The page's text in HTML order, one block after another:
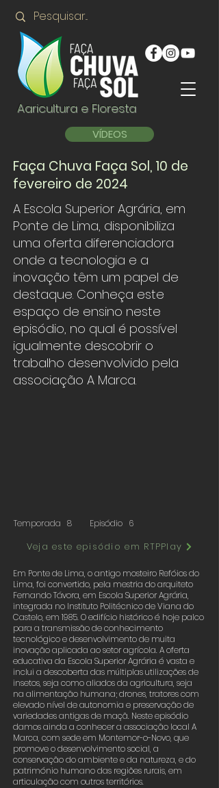
Agricultura e Floresta
VÍDEOS
Faça Chuva Faça Sol, 10 de
fevereiro de 2024
A Escola Superior Agrária, em
Ponte de Lima, disponibiliza
uma oferta diferenciadora
onde a tecnologia e a
inovação têm um papel de
destaque. Conheça este
espaço de ensino neste
episódio, no qual é possível
igualmente descobrir o
trabalho desenvolvido pela
associação A Marca.
Temporada 8 Episódio 6
Veja este episódio em RTPPlay
Em Ponte de Lima, o antigo mosteiro Refóios do
Lima, foi convertido, pela mestria do arquiteto
Fernando Távora, em Escola Superior Agrária,
integrada no Instituto Politécnico de Viana do
Castelo, em 1985. O edifício histórico é hoje palco
para a transmissão de conhecimento
tecnológico e desenvolvimento de muita
inovação aplicada ao setor agrícola. A oferta
educativa da Escola Superior Agrária é vasta e
inclui a descoberta das múltiplas utilizações de
insetos, seja como aliados da agricultura, seja
na alimentação humana; drones, tratores com
elevado nível de autonomia e preservação de
variedades antigas de maçã. Neste episódio
damos ainda a conhecer a associação local A
Marca, com sede em Montemor-o-Novo, que
promove o desenvolvimento social, a
conservação do ambiente e da natureza, e do
património humano das regiões rurais, em
articulação com outros territórios.